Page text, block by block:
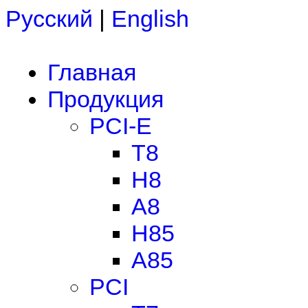
Русский | English
Главная
Продукция
PCI-E
T8
H8
A8
H85
A85
PCI